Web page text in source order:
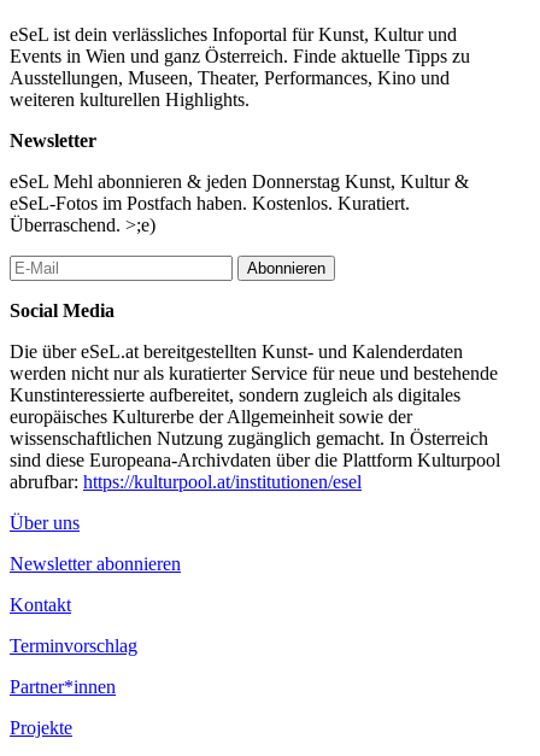
eSeL ist dein verlässliches Infoportal für Kunst, Kultur und
Events in Wien und ganz Österreich. Finde aktuelle Tipps zu
Ausstellungen, Museen, Theater, Performances, Kino und
weiteren kulturellen Highlights.
Newsletter
eSeL Mehl abonnieren & jeden Donnerstag Kunst, Kultur &
eSeL-Fotos im Postfach haben. Kostenlos. Kuratiert.
Überraschend. >;e)
Abonnieren
Social Media
Die über eSeL.at bereitgestellten Kunst- und Kalenderdaten
werden nicht nur als kuratierter Service für neue und bestehende
Kunstinteressierte aufbereitet, sondern zugleich als digitales
europäisches Kulturerbe der Allgemeinheit sowie der
wissenschaftlichen Nutzung zugänglich gemacht. In Österreich
sind diese Europeana-Archivdaten über die Plattform Kulturpool
abrufbar: https://kulturpool.at/institutionen/esel
Über uns
Newsletter abonnieren
Kontakt
Terminvorschlag
Partner*innen
Projekte